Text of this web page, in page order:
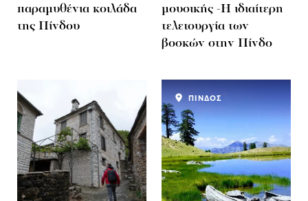
παραμυθένια κοιλάδα
της Πίνδου
μουσικής -Η ιδιαίτερη
τελετουργία των
βοσκών στην Πίνδο
ΠΙΝΔΟΣ